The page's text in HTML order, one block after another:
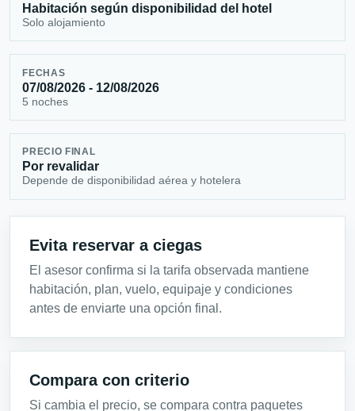
Habitación según disponibilidad del hotel
Solo alojamiento
FECHAS
07/08/2026 - 12/08/2026
5 noches
PRECIO FINAL
Por revalidar
Depende de disponibilidad aérea y hotelera
Evita reservar a ciegas
El asesor confirma si la tarifa observada mantiene
habitación, plan, vuelo, equipaje y condiciones
antes de enviarte una opción final.
Compara con criterio
Si cambia el precio, se compara contra paquetes